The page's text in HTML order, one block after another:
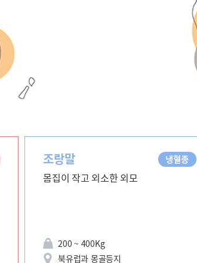
조랑말 냉혈종
몸집이 작고 외소한 외모
200 ~ 400Kg
북유럽과 몽골등지